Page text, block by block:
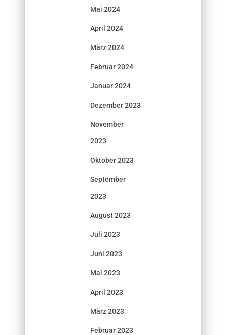
Mai 2024
April 2024
März 2024
Februar 2024
Januar 2024
Dezember 2023
November
2023
Oktober 2023
September
2023
August 2023
Juli 2023
Juni 2023
Mai 2023
April 2023
März 2023
Februar 2023